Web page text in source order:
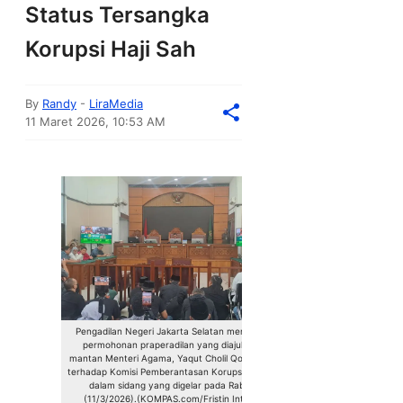
Status Tersangka
Korupsi Haji Sah
By Randy - LiraMedia
11 Maret 2026, 10:53 AM
Pengadilan Negeri Jakarta Selatan menolak
permohonan praperadilan yang diajukan
mantan Menteri Agama, Yaqut Cholil Qoumas,
terhadap Komisi Pemberantasan Korupsi (KPK)
dalam sidang yang digelar pada Rabu
(11/3/2026).(KOMPAS.com/Fristin Intan